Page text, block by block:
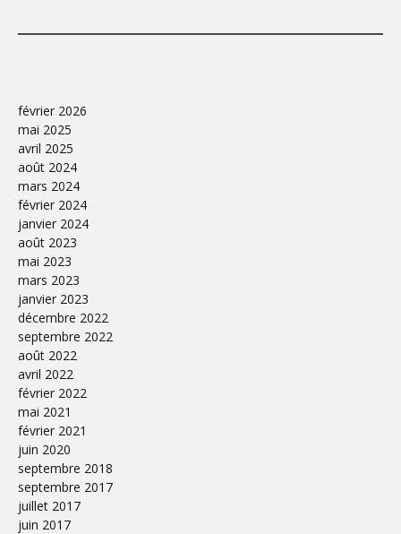
février 2026
mai 2025
avril 2025
août 2024
mars 2024
février 2024
janvier 2024
août 2023
mai 2023
mars 2023
janvier 2023
décembre 2022
septembre 2022
août 2022
avril 2022
février 2022
mai 2021
février 2021
juin 2020
septembre 2018
septembre 2017
juillet 2017
juin 2017